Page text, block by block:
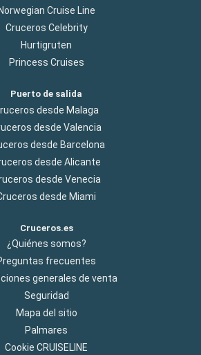
Norwegian Cruise Line
Cruceros Celebrity
Hurtigruten
Princess Cruises
Puerto de salida
desde Malaga
desde Valencia
desde Barcelona
desde Alicante
desde Venecia
desde Miami
Cruceros.es
¿Quiénes somos?
frecuentes
generales de venta
Seguridad
Mapa del sitio
Palmares
Cookie CRUISELINE